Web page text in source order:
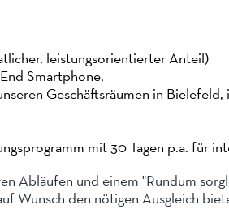
leistungsorientierter Anteil)
Smartphone,
Geschäftsräumen in Bielefeld,
mit 30 Tagen p.a. für
Abläufen und einem "Rundum
Wunsch den nötigen Ausgleich